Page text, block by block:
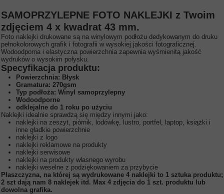
SAMOPRZYLEPNE FOTO NAKLEJKI z Twoim
zdjęciem 4 x kwadrat 43 mm.
Foto naklejki drukowane są na winylowym podłożu dedykowanym do druku
pełnokolorowych grafik i fotografii w wysokiej jakości fotograficznej.
Wodoodporna i elastyczna powierzchnia zapewnia wyśmienitą jakość
wydruków o wysokim połysku.
Specyfikacja produktu:
Powierzchnia: Błysk
Gramatura: 270gsm
Typ podłoża: Winyl samoprzylepny
Wodoodporne
odklejalne do 1 roku po użyciu
Naklejki idealnie sprawdzą się między innymi jako:
naklejki na zeszyt, piórnik, lodówkę, lustro, portfel, laptop, książki i
inne gładkie powierzchnie
naklejki z logo
naklejki reklamowe na produkty
naklejki serwisowe
naklejki na produkty własnego wyrobu
naklejki weselne z podziękowaniem za przybycie
Płaszczyzna, na której są wydrukowane 4 naklejki to 1 sztuka produktu;
2 szt dają nam 8 naklejek itd. Max 4 zdjęcia do 1 szt. produktu lub
dowolna grafika.